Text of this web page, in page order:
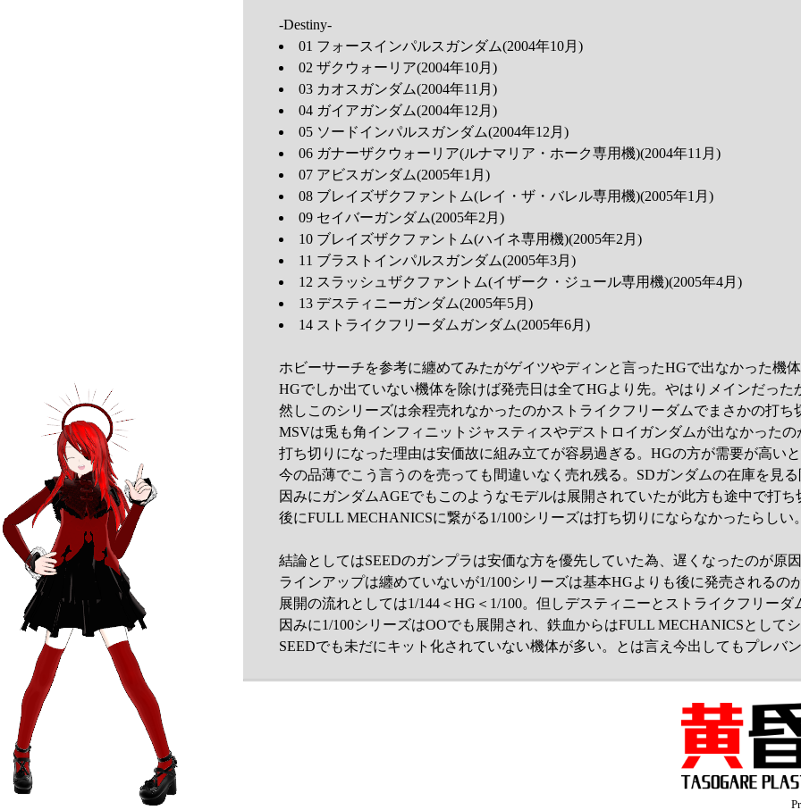
-Destiny-
01 フォースインパルスガンダム(2004年10月)
02 ザクウォーリア(2004年10月)
03 カオスガンダム(2004年11月)
04 ガイアガンダム(2004年12月)
05 ソードインパルスガンダム(2004年12月)
06 ガナーザクウォーリア(ルナマリア・ホーク専用機)(2004年11月)
07 アビスガンダム(2005年1月)
08 ブレイズザクファントム(レイ・ザ・バレル専用機)(2005年1月)
09 セイバーガンダム(2005年2月)
10 ブレイズザクファントム(ハイネ専用機)(2005年2月)
11 ブラストインパルスガンダム(2005年3月)
12 スラッシュザクファントム(イザーク・ジュール専用機)(2005年4月)
13 デスティニーガンダム(2005年5月)
14 ストライクフリーダムガンダム(2005年6月)
ホビーサーチを参考に纏めてみたがゲイツやディンと言ったHGで出なかった機体
HGでしか出ていない機体を除けば発売日は全てHGより先。やはりメインだった
然しこのシリーズは余程売れなかったのかストライクフリーダムでまさかの打ち
MSVは兎も角インフィニットジャスティスやデストロイガンダムが出なかったの
打ち切りになった理由は安価故に組み立てが容易過ぎる。HGの方が需要が高いと
今の品薄でこう言うのを売っても間違いなく売れ残る。SDガンダムの在庫を見る
因みにガンダムAGEでもこのようなモデルは展開されていたが此方も途中で打ち
後にFULL MECHANICSに繋がる1/100シリーズは打ち切りにならなかったらしい。
結論としてはSEEDのガンプラは安価な方を優先していた為、遅くなったのが原因
ラインアップは纏めていないが1/100シリーズは基本HGよりも後に発売されるの
展開の流れとしては1/144＜HG＜1/100。但しデスティニーとストライクフリーダ
因みに1/100シリーズはOOでも展開され、鉄血からはFULL MECHANICSとしてシ
SEEDでも未だにキット化されていない機体が多い。とは言え今出してもプレバン